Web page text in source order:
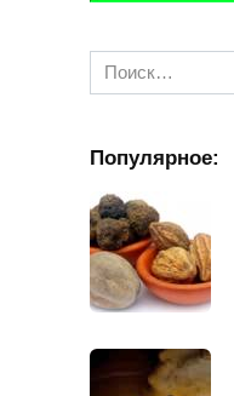
Search
for:
Популярное: